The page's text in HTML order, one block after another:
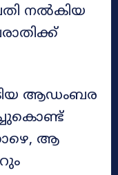
നൽകിയ
ആഡംബര
ആ